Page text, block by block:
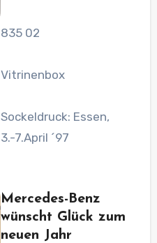
835 02
Vitrinenbox
Sockeldruck: Essen,
3.-7.April ´97
Mercedes-Benz
wünscht Glück zum
neuen Jahr